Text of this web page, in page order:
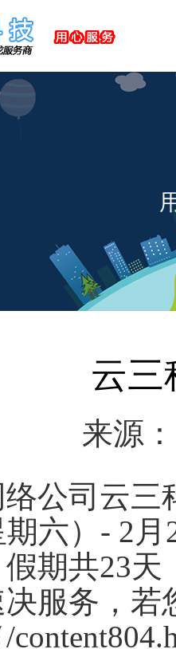
云三
来源
公司云三
六）- 2
期共23
服务，若